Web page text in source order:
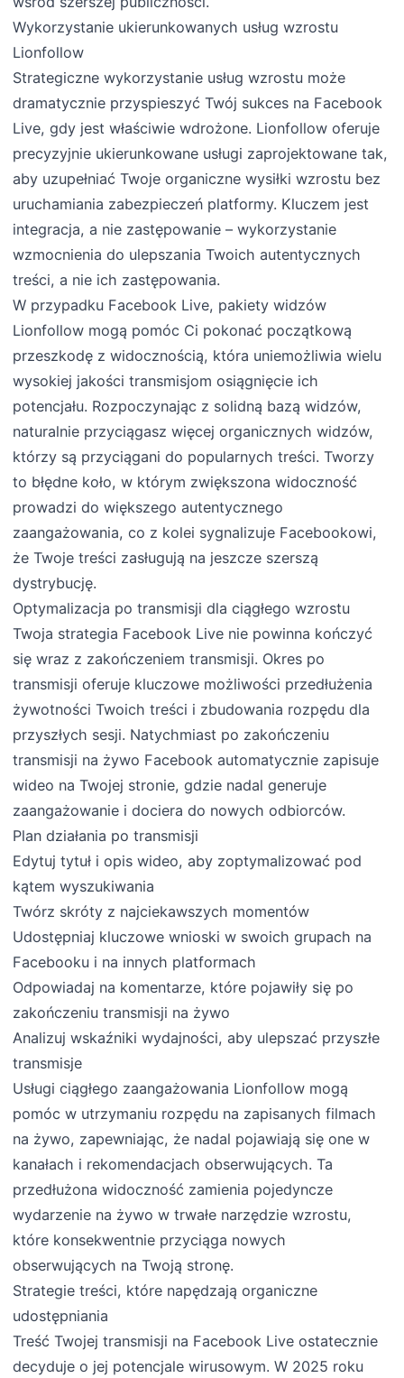
Wykorzystanie ukierunkowanych usług wzrostu
Lionfollow
Strategiczne wykorzystanie usług wzrostu może
dramatycznie przyspieszyć Twój sukces na Facebook
Live, gdy jest właściwie wdrożone. Lionfollow oferuje
precyzyjnie ukierunkowane usługi zaprojektowane tak,
aby uzupełniać Twoje organiczne wysiłki wzrostu bez
uruchamiania zabezpieczeń platformy. Kluczem jest
integracja, a nie zastępowanie – wykorzystanie
wzmocnienia do ulepszania Twoich autentycznych
treści, a nie ich zastępowania.
W przypadku Facebook Live, pakiety widzów
Lionfollow mogą pomóc Ci pokonać początkową
przeszkodę z widocznością, która uniemożliwia wielu
wysokiej jakości transmisjom osiągnięcie ich
potencjału. Rozpoczynając z solidną bazą widzów,
naturalnie przyciągasz więcej organicznych widzów,
którzy są przyciągani do popularnych treści. Tworzy
to błędne koło, w którym zwiększona widoczność
prowadzi do większego autentycznego
zaangażowania, co z kolei sygnalizuje Facebookowi,
że Twoje treści zasługują na jeszcze szerszą
dystrybucję.
Optymalizacja po transmisji dla ciągłego wzrostu
Twoja strategia Facebook Live nie powinna kończyć
się wraz z zakończeniem transmisji. Okres po
transmisji oferuje kluczowe możliwości przedłużenia
żywotności Twoich treści i zbudowania rozpędu dla
przyszłych sesji. Natychmiast po zakończeniu
transmisji na żywo Facebook automatycznie zapisuje
wideo na Twojej stronie, gdzie nadal generuje
zaangażowanie i dociera do nowych odbiorców.
Plan działania po transmisji
Edytuj tytuł i opis wideo, aby zoptymalizować pod
kątem wyszukiwania
Twórz skróty z najciekawszych momentów
Udostępniaj kluczowe wnioski w swoich grupach na
Facebooku i na innych platformach
Odpowiadaj na komentarze, które pojawiły się po
zakończeniu transmisji na żywo
Analizuj wskaźniki wydajności, aby ulepszać przyszłe
transmisje
Usługi ciągłego zaangażowania Lionfollow mogą
pomóc w utrzymaniu rozpędu na zapisanych filmach
na żywo, zapewniając, że nadal pojawiają się one w
kanałach i rekomendacjach obserwujących. Ta
przedłużona widoczność zamienia pojedyncze
wydarzenie na żywo w trwałe narzędzie wzrostu,
które konsekwentnie przyciąga nowych
obserwujących na Twoją stronę.
Strategie treści, które napędzają organiczne
udostępniania
Treść Twojej transmisji na Facebook Live ostatecznie
decyduje o jej potencjale wirusowym. W 2025 roku